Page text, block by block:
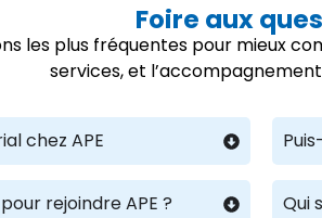
Foire aux
les plus fréquentes pour mieux
services, et
chez APE
rejoindre APE ? Qui